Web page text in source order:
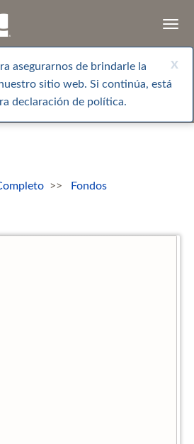
x
asegurarnos de brindarle la
sitio web. Si continúa, está
declaración de política.
Fondos